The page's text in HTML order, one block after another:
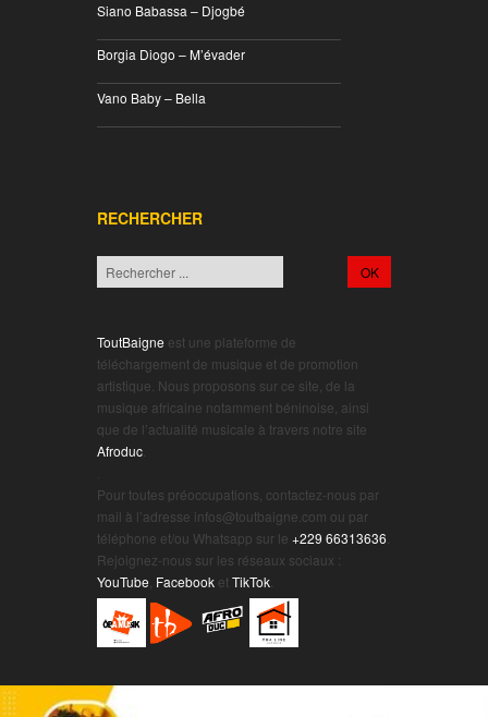
Siano Babassa – Djogbé
Borgia Diogo – M’évader
Vano Baby – Bella
RECHERCHER
ToutBaigne est une plateforme de
téléchargement de musique et de promotion
artistique. Nous proposons sur ce site, de la
musique africaine notamment béninoise, ainsi
que de l’actualité musicale à travers notre site
Afroduc
Pour toutes préoccupations, contactez-nous par
mail à l’adresse infos@toutbaigne.com ou par
téléphone et/ou Whatsapp sur le +229 66313636
Rejoignez-nous sur les réseaux sociaux :
YouTube Facebook etTikTok